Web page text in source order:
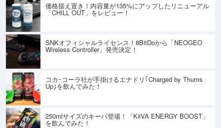
価格据え置き！内容量が135%にアップしたリニューアル
「CHILL OUT」をレビュー！
SNKオフィシャルライセンス！8BitDoから「NEOGEO
Wireless Controller」発売決定！
コカ･コーラ社が手掛けるエナドリ｢Charged by Thums
Up｣を飲んでみた！
250mlサイズのキーバ登場！「KiiVA ENERGY BOOST」
を飲んでみた！